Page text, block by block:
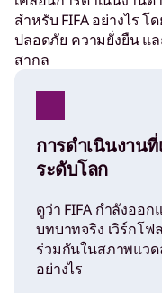
สำหรับ FIFA อย่างไร
ปลอดภัย ความยั่งยืน แ
สากล
การดำเนินงาน
ระดับโลก
ดูว่า FIFA กำลังออ
บทบาทจริง เวิร์กโ
ร่วมกันในสภาพแว
อย่างไร